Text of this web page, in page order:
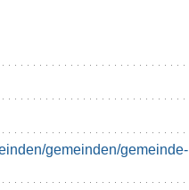
gemeinden/gemeinde-